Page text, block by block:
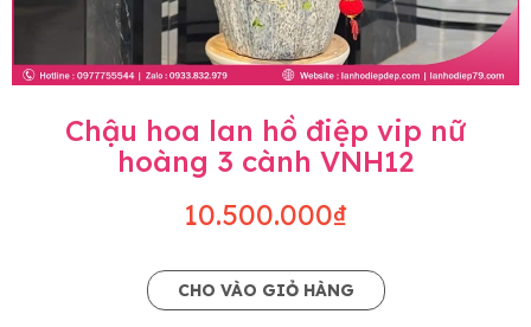
Chậu hoa lan hồ điệp vip nữ
hoàng 3 cành VNH12
10.500.000₫
CHO VÀO GIỎ HÀNG